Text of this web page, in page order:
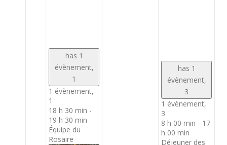
has 1
évènement,
1
1 évènement,
1
18 h 30 min -
19 h 30 min
Équipe du
Rosaire
has 1
évènement,
3
1 évènement,
3
8 h 00 min - 17
h 00 min
Déjeuner des